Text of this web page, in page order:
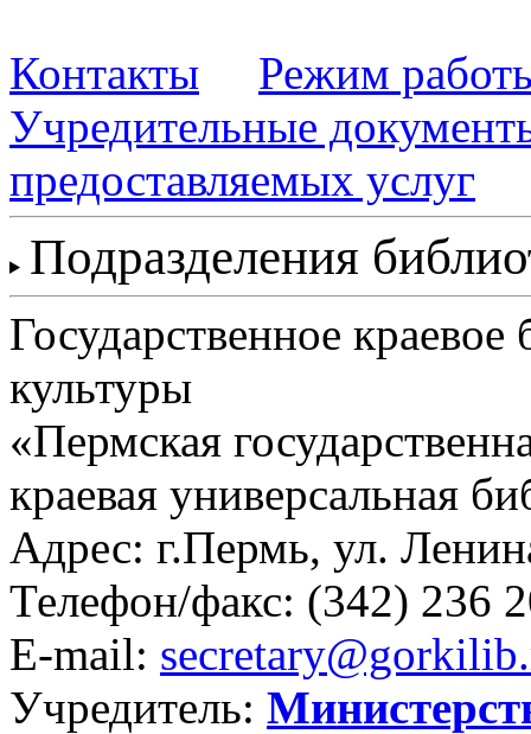
Контакты
Режим
Учредительные
предоставляемых услуг
Подразделения
Государственное
культуры
«Пермская
краевая универсальная
Адрес: г.Пермь, ул.
Телефон/факс: (342) 236
E-mail:
Учредитель: